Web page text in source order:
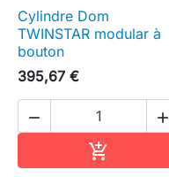
Cylindre Dom
TWINSTAR modular à
bouton
395,67 €
 
